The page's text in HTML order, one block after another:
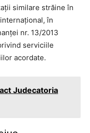
similare străine în
în
nr. 13/2013
serviciile
acordate.
Judecatoria